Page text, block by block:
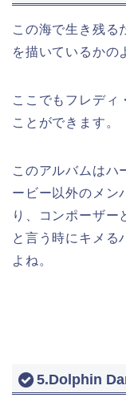
この海で生き残る
を描いているかの
ここでもフレディ
ことができます。
このアルバムはハ
ービー以外のメン
り、コンポーザー
と言う時にキメる
よね。
5.Dolphin